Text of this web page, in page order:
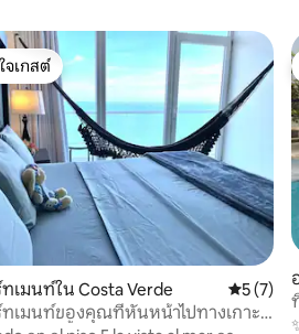
จเกสต์
จเกสต์
เมนท์ใน Costa Verde คะแนนเฉ
5 (7)
เมนท์ของคุณที่หันหน้าไปทางเกาะ